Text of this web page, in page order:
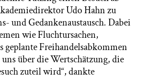
Udo Hahn zu
und Gedankenaustausch. Dabei
wie Fluchtursachen,
geplante Freihandelsabkommen
über die Wertschätzung, die
zuteil wird“, dankte